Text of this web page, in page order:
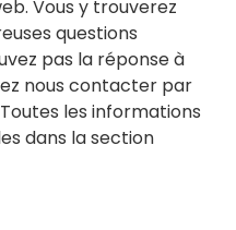
Vous y trouverez
questions
pas la réponse à
nous contacter par
les informations
dans la section